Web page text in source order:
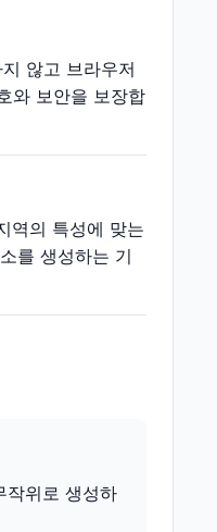
않고 브라우저
와 보안을 보장합
역의 특성에 맞는
를 생성하는 기
작위로 생성하